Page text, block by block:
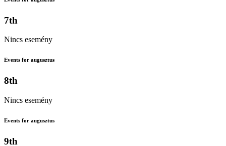
7th
Nincs esemény
Events for augusztus
8th
Nincs esemény
Events for augusztus
9th